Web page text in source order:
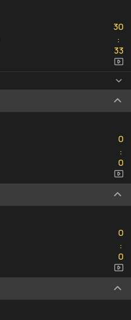
30
:33
33
0
:0
0
0
:0
0